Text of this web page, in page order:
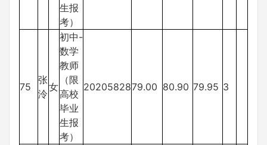
生报
考）
75
张
泠
女
初中-
数学
教师
（限
高校
毕业
生报
考）
2020582879.00 80.90 79.95 3